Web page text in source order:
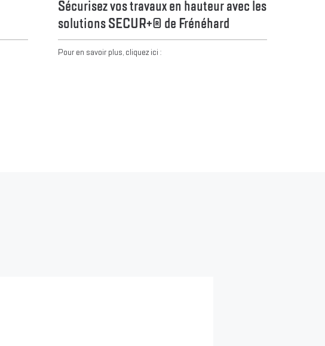
Sécurisez vos travaux en hauteur avec les
solutions SECUR+® de Frénéhard
Pour en savoir plus, cliquez ici :